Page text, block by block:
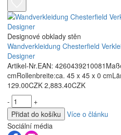
Designové obklady stěn
Wandverkleidung Chesterfield
Designer
Artikel-Nr.EAN:
cmRollenbreite:ca. 45 x 45 x 0
129.00CZK 2,883.40CZK
-
+
Přidat do košíku
Více o článku
Sociální média